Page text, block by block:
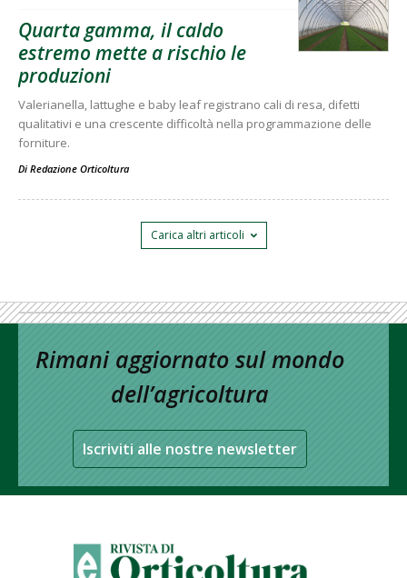
Quarta gamma, il caldo
estremo mette a rischio le
produzioni
Valerianella, lattughe e baby leaf registrano cali di resa, difetti
qualitativi e una crescente difficoltà nella programmazione delle
forniture.
Di Redazione Orticoltura
Carica altri articoli
Rimani aggiornato sul mondo
dell’agricoltura
Iscriviti alle nostre newsletter